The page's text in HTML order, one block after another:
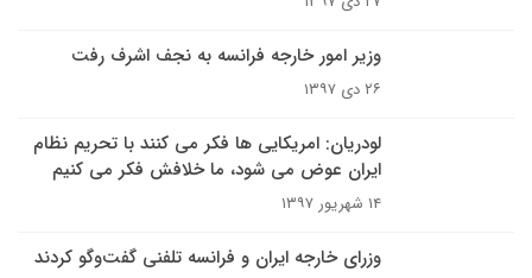
وزیر امور خارجه فرانسه به نجف اشرف رفت
۲۶ دی ۱۳۹۷
لودریان: امریکایی ها فکر می کنند با تحریم نظام
ایران عوض می شود، ما خلافش فکر می کنیم
۱۴ شهریور ۱۳۹۷
وزرای خارجه ایران و فرانسه تلفنی گفت‌وگو کردند